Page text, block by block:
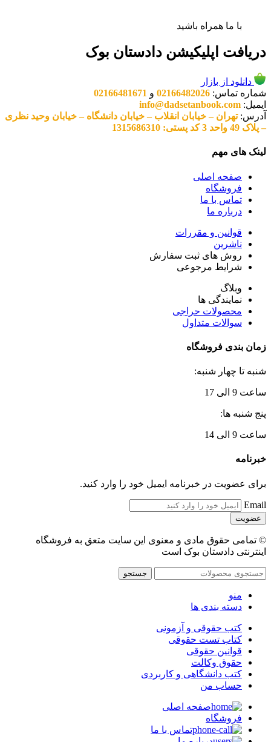
با ما همراه باشید
دریافت اپلیکیشن دادستان بوک
دانلود از بازار
شماره تماس: 02166482026 و 02166481671
ایمیل: info@dadsetanbook.com
آدرس:تهران – خیابان انقلاب – خیابان دانشگاه – خیابان وحید نظری
– پلاک 49 واحد 3 کد پستی: 1315686310
لینک های مهم
صفحه اصلی
فروشگاه
تماس با ما
درباره ما
قوانین و مقررات
ناشرین
روش های ثبت سفارش
شرایط مرجوعی
وبلاگ
نمایندگی ها
محصولات حراجی
سوالات متداول
زمان بندی فروشگاه
شنبه تا چهار شنبه:
ساعت 9 الی 17
پنج شنبه ها:
ساعت 9 الی 14
خبرنامه
برای عضویت در خبرنامه ایمیل خود را وارد کنید.
Email
© تمامی حقوق مادی و معنوی این سایت متعق به فروشگاه
اینترنتی دادستان بوک است
جستجو
منو
دسته بندی ها
کتب حقوقی و آزمونی
کتاب تست حقوقی
قوانین حقوقی
حقوق وکالت
کتب دانشگاهی و کاربردی
حساب من
صفحه اصلی
فروشگاه
تماس با ما